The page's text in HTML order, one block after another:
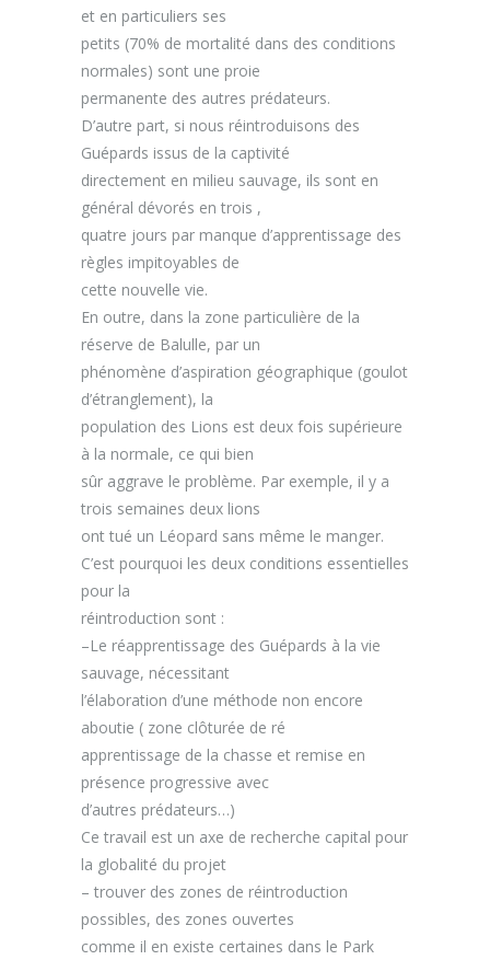
et en particuliers ses
petits (70% de mortalité dans des conditions
normales) sont une proie
permanente des autres prédateurs.
D’autre part, si nous réintroduisons des
Guépards issus de la captivité
directement en milieu sauvage, ils sont en
général dévorés en trois ,
quatre jours par manque d’apprentissage des
règles impitoyables de
cette nouvelle vie.
En outre, dans la zone particulière de la
réserve de Balulle, par un
phénomène d’aspiration géographique (goulot
d’étranglement), la
population des Lions est deux fois supérieure
à la normale, ce qui bien
sûr aggrave le problème. Par exemple, il y a
trois semaines deux lions
ont tué un Léopard sans même le manger.
C’est pourquoi les deux conditions essentielles
pour la
réintroduction sont :
–Le réapprentissage des Guépards à la vie
sauvage, nécessitant
l’élaboration d’une méthode non encore
aboutie ( zone clôturée de ré
apprentissage de la chasse et remise en
présence progressive avec
d’autres prédateurs…)
Ce travail est un axe de recherche capital pour
la globalité du projet
– trouver des zones de réintroduction
possibles, des zones ouvertes
comme il en existe certaines dans le Park